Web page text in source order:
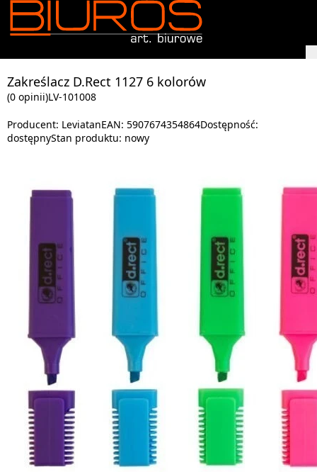
Zakreślacz D.Rect 1127 6 kolorów
(0 opinii)LV-101008
Producent: LeviatanEAN: 5907674354864Dostępność:
dostępnyStan produktu: nowy